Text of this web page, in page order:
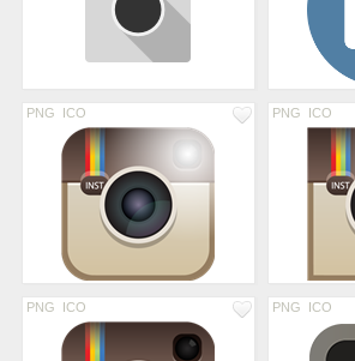
PNG ICO PNG ICO
PNG ICO PNG ICO